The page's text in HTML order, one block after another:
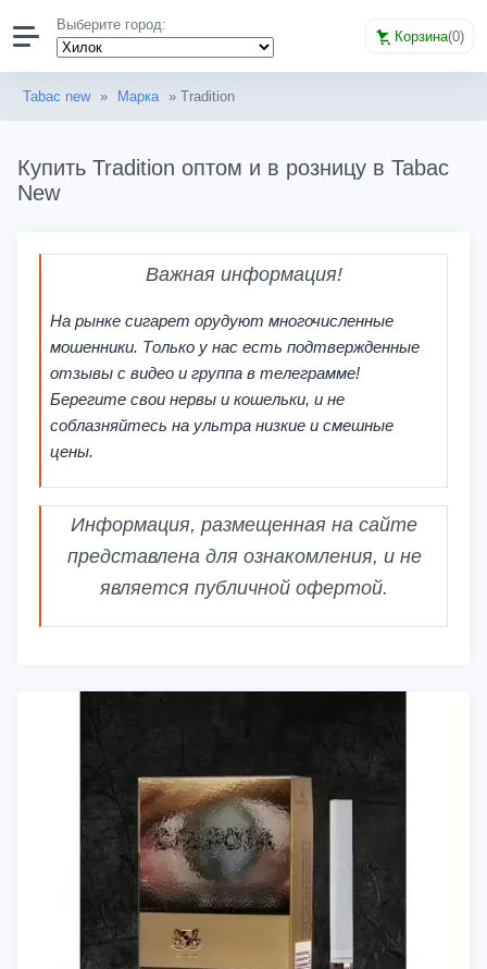
Выберите город:
Корзина(0)
Tabac new » Марка » Tradition
Купить Tradition оптом и в розницу в Tabac
New
Важная информация!
На рынке сигарет орудуют многочисленные
мошенники. Только у нас есть подтвержденные
отзывы с видео и группа в телеграмме!
Берегите свои нервы и кошельки, и не
соблазняйтесь на ультра низкие и смешные
цены.
Информация, размещенная на сайте
представлена для ознакомления, и не
является публичной офертой.